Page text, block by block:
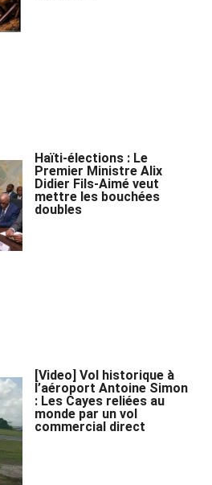
Haïti-élections : Le
Premier Ministre Alix
Didier Fils-Aimé veut
mettre les bouchées
doubles
[Video] Vol historique à
l’aéroport Antoine Simon
: Les Cayes reliées au
monde par un vol
commercial direct